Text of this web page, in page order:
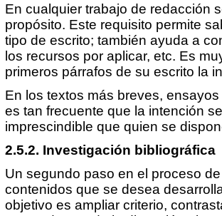
En cualquier trabajo de redacción
propósito. Este requisito permite
tipo de escrito; también ayuda a
los recursos por aplicar, etc. Es
primeros párrafos de su escrito la
En los textos más breves,
es tan frecuente que la intención
imprescindible que quien se
2.5.2. Investigación bibliográfica
Un segundo paso en el proceso
contenidos que se desea
objetivo es ampliar criterio,